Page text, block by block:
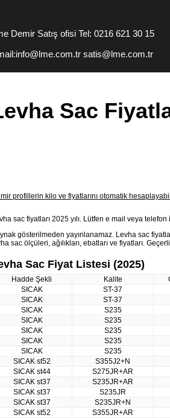
Demir Satış ofisi Tel: 0216 621 30 15
satis@lme.com.tr
Sac
profillerin kilo ve fiyatlarını otomatik
sac fiyatları 2025 yılı. Lütfen e mail veya
gösterilmeden yayınlanamaz. Levha sac
sac ölçüleri, ağılıkları, ebatları ve fiyatları.
Sac Fiyat Listesi (2025)
Hadde Şekli Kalite
SICAK
ST-37
SICAK
ST-37
SICAK
S235
SICAK
S235
SICAK
S235
SICAK
S235
SICAK
S235
SICAK st52
S355J2+N
SICAK st44
S275JR+AR
SICAK st37
S235JR+AR
SICAK st37
S235JR
SICAK st37
S235JR+N
SICAK st52
S355JR+AR